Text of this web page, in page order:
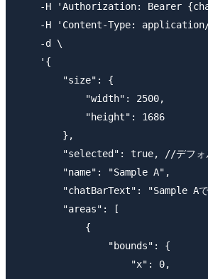
-H 'Authorization: Bearer
-H 'Content-Type:
    -d \
    '{
        "size": {
            "width": 2500,
            "height": 1686
        },
"selected": true, //デフォ
        "name": "Sample A",
"chatBarText": "Sample Aで
        "areas": [
            {
                "bounds": {
                    "x": 0,